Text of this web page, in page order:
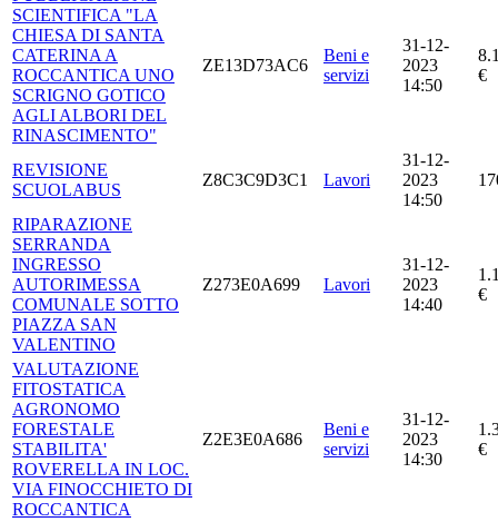
SCIENTIFICA "LA
CHIESA DI SANTA
CATERINA A
ROCCANTICA UNO
SCRIGNO GOTICO
AGLI ALBORI DEL
RINASCIMENTO"
ZE13D73AC6
Beni e
servizi
31-12-
2023
14:50
€
REVISIONE
SCUOLABUS
Z8C3C9D3C1 Lavori
31-12-
2023
14:50
RIPARAZIONE
SERRANDA
INGRESSO
AUTORIMESSA
COMUNALE SOTTO
PIAZZA SAN
VALENTINO
Z273E0A699 Lavori
31-12-
2023
14:40
€
VALUTAZIONE
FITOSTATICA
AGRONOMO
FORESTALE
STABILITA'
ROVERELLA IN LOC.
VIA FINOCCHIETO DI
ROCCANTICA
Z2E3E0A686
Beni e
servizi
31-12-
2023
14:30
€